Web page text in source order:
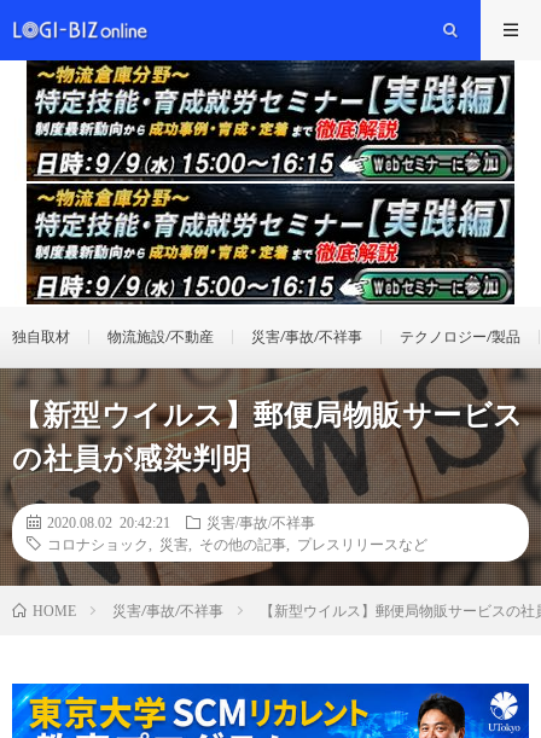
独自取材 物流施設/不動産 災害/事故/不祥事 テクノロジー/製品
【新型ウイルス】郵便局物販サービス
の社員が感染判明
2020.08.02 20:42:21
災害/事故/不祥事
コロナショック
災害 その他の記事 プレスリリースなど
HOME 災害/事故/不祥事 【新型ウイルス】郵便局物販サービスの